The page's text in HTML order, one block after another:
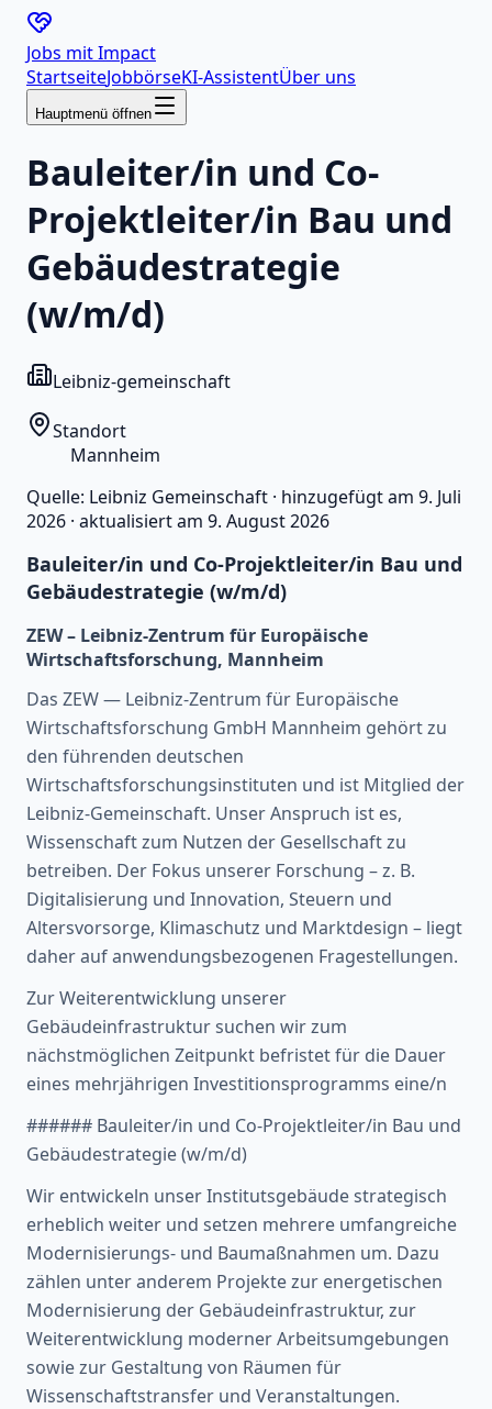
Jobs mitImpact
StartseiteJobbörseKI-AssistentÜber uns
Hauptmenü öffnen
Bauleiter/in und Co-
Projektleiter/in Bau und
Gebäudestrategie
(w/m/d)
Leibniz-gemeinschaft
Standort
Mannheim
Quelle: Leibniz Gemeinschaft · hinzugefügt am 9. Juli
2026 · aktualisiert am 9. August 2026
Bauleiter/in und Co-Projektleiter/in Bau und
Gebäudestrategie (w/m/d)
ZEW – Leibniz-Zentrum für Europäische
Wirtschaftsforschung, Mannheim
Das ZEW — Leibniz-Zentrum für Europäische
Wirtschaftsforschung GmbH Mannheim gehört zu
den führenden deutschen
Wirtschaftsforschungsinstituten und ist Mitglied der
Leibniz-Gemeinschaft. Unser Anspruch ist es,
Wissenschaft zum Nutzen der Gesellschaft zu
betreiben. Der Fokus unserer Forschung – z. B.
Digitalisierung und Innovation, Steuern und
Altersvorsorge, Klimaschutz und Marktdesign – liegt
daher auf anwendungsbezogenen Fragestellungen.
Zur Weiterentwicklung unserer
Gebäudeinfrastruktur suchen wir zum
nächstmöglichen Zeitpunkt befristet für die Dauer
eines mehrjährigen Investitionsprogramms eine/n
###### Bauleiter/in und Co-Projektleiter/in Bau und
Gebäudestrategie (w/m/d)
Wir entwickeln unser Institutsgebäude strategisch
erheblich weiter und setzen mehrere umfangreiche
Modernisierungs- und Baumaßnahmen um. Dazu
zählen unter anderem Projekte zur energetischen
Modernisierung der Gebäudeinfrastruktur, zur
Weiterentwicklung moderner Arbeitsumgebungen
sowie zur Gestaltung von Räumen für
Wissenschaftstransfer und Veranstaltungen.